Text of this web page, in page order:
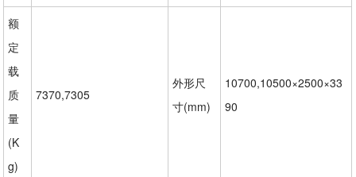
额
定
载
质
量
(K
g)
7370,7305
外形尺
寸(mm)
10700,10500×2500×33
90